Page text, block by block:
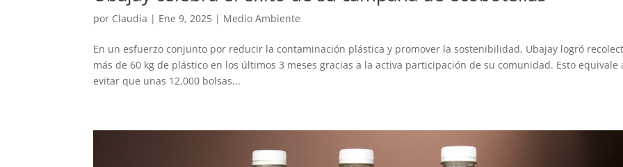
por Claudia | Ene 9, 2025 | Medio Ambiente
En un esfuerzo conjunto por reducir la contaminación plástica y promover la sostenibilidad, Ubajay logró
más de 60 kg de plástico en los últimos 3 meses gracias a la activa participación de su comunidad. Esto equivale
evitar que unas 12,000 bolsas...